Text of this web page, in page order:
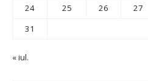
24
25 26 27
31
« iul.